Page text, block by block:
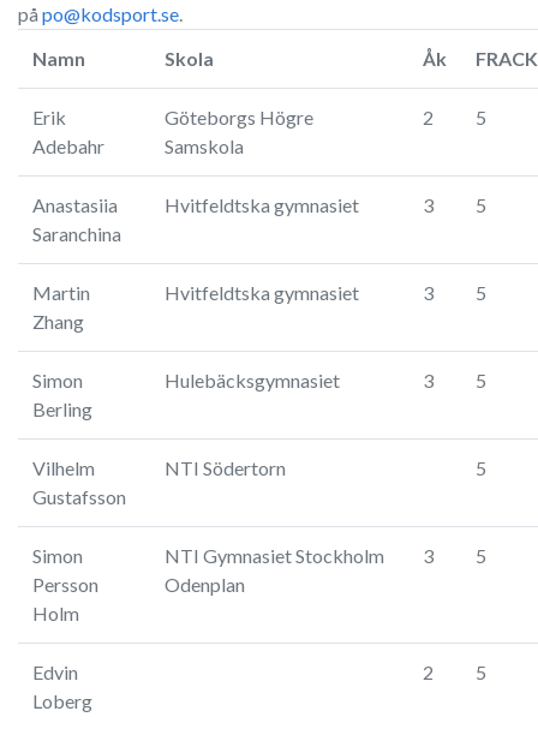
på po@kodsport.se.
Namn
Skola Åk
Erik
Adebahr
Göteborgs Högre
Samskola
2 5
Anastasiia
Saranchina
Hvitfeldtska gymnasiet 3 5
Martin
Zhang
Hvitfeldtska gymnasiet 3 5
Simon
Berling
Hulebäcksgymnasiet 3 5
Vilhelm
Gustafsson
NTI Södertorn 5
Simon
Persson
Holm
NTI Gymnasiet Stockholm
Odenplan
3 5
Edvin
Loberg
2 5